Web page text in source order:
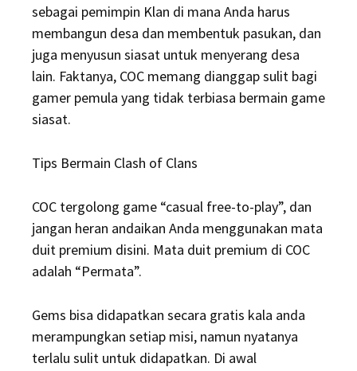
sebagai pemimpin Klan di mana Anda harus
membangun desa dan membentuk pasukan, dan
juga menyusun siasat untuk menyerang desa
lain. Faktanya, COC memang dianggap sulit bagi
gamer pemula yang tidak terbiasa bermain game
siasat.
Tips Bermain Clash of Clans
COC tergolong game “casual free-to-play”, dan
jangan heran andaikan Anda menggunakan mata
duit premium disini. Mata duit premium di COC
adalah “Permata”.
Gems bisa didapatkan secara gratis kala anda
merampungkan setiap misi, namun nyatanya
terlalu sulit untuk didapatkan. Di awal